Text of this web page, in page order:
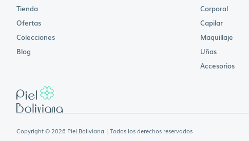
Tienda
Ofertas
Colecciones
Blog
Corporal
Capilar
Maquillaje
Uñas
Accesorios
Copyright © 2026 Piel Boliviana | Todos los derechos reservados